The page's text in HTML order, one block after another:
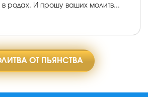
родах. И прошу ваших молитв...
ОТ ПЬЯНСТВА